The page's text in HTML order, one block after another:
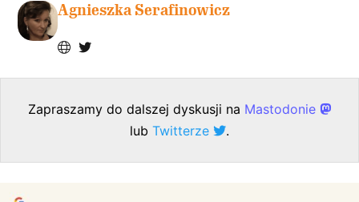
Agnieszka Serafinowicz
Zapraszamy do dalszej dyskusji na Mastodonie
lub Twitterze .